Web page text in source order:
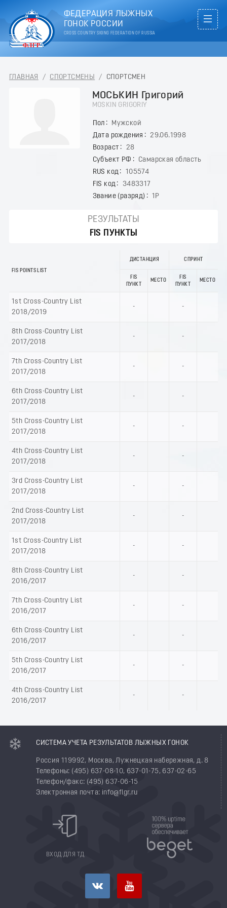
ФЕДЕРАЦИЯ ЛЫЖНЫХ
ГОНОК РОССИИ
CROSS COUNTRY SKIING FEDERATION OF RUSSIA
ГЛАВНАЯ / СПОРТСМЕНЫ / СПОРТСМЕН
МОСЬКИН Григорий
MOSKIN GRIGORIY
Пол
Мужской
Дата рождения
29.06.1998
Возраст
28
Субъект РФ
Самарская область
RUS код
105574
FIS код
3483317
Звание (разряд)
1Р
РЕЗУЛЬТАТЫ
FIS ПУНКТЫ
FIS POINTS LIST
ДИСТАНЦИЯ СПРИНТ
FIS
ПУНКТ
МЕСТО
FIS
ПУНКТ
МЕСТО
1st Cross-Country List
2018/2019
- -
8th Cross-Country List
2017/2018
- -
7th Cross-Country List
2017/2018
- -
6th Cross-Country List
2017/2018
- -
5th Cross-Country List
2017/2018
- -
4th Cross-Country List
2017/2018
- -
3rd Cross-Country List
2017/2018
- -
2nd Cross-Country List
2017/2018
- -
1st Cross-Country List
2017/2018
- -
8th Cross-Country List
2016/2017
- -
7th Cross-Country List
2016/2017
- -
6th Cross-Country List
2016/2017
- -
5th Cross-Country List
2016/2017
- -
4th Cross-Country List
2016/2017
- -
СИСТЕМА УЧЕТА РЕЗУЛЬТАТОВ ЛЫЖНЫХ ГОНОК
Россия 119992, Москва, Лужнецкая набережная, д. 8
Телефоны: (495) 637-08-10, 637-01-75, 637-02-65
Телефон/факс: (495) 637-06-15
Электронная почта: info@flgr.ru
ВХОД ДЛЯ ТД